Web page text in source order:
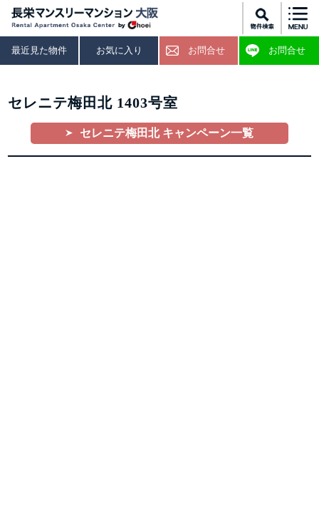
最近見た物件 お気に入り お問合せ お問合せ
セレニテ梅田北 1403号室
セレニテ梅田北 キャンペーン一覧